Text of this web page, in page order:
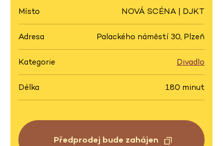
Místo NOVÁ SCÉNA | DJKT
Adresa Palackého náměstí 30, Plzeň
Kategorie Divadlo
Délka 180 minut
Předprodej bude zahájen